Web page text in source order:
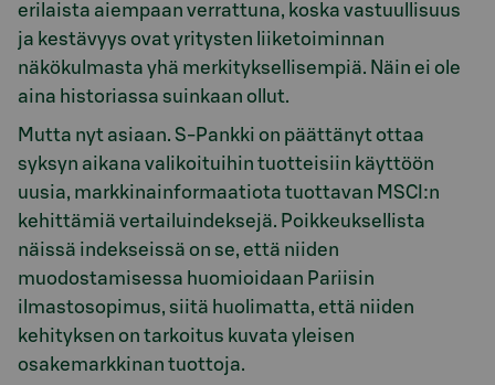
erilaista aiempaan verrattuna, koska vastuullisuus
ja kestävyys ovat yritysten liiketoiminnan
näkökulmasta yhä merkityksellisempiä. Näin ei ole
aina historiassa suinkaan ollut.
Mutta nyt asiaan. S-Pankki on päättänyt ottaa
syksyn aikana valikoituihin tuotteisiin käyttöön
uusia, markkinainformaatiota tuottavan MSCI:n
kehittämiä vertailuindeksejä. Poikkeuksellista
näissä indekseissä on se, että niiden
muodostamisessa huomioidaan Pariisin
ilmastosopimus, siitä huolimatta, että niiden
kehityksen on tarkoitus kuvata yleisen
osakemarkkinan tuottoja.